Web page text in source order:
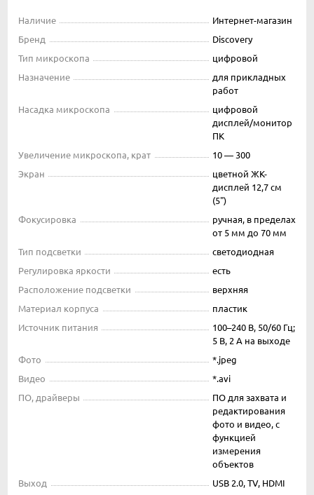
Наличие
Интернет-магазин
Бренд
Discovery
Тип микроскопа
цифровой
Назначение
для прикладных
работ
Насадка микроскопа
цифровой
дисплей/монитор
ПК
Увеличение микроскопа, крат
10 — 300
Экран
цветной ЖК-
дисплей 12,7 см
(5")
Фокусировка
ручная, в пределах
от 5 мм до 70 мм
Тип подсветки
светодиодная
Регулировка яркости
есть
Расположение подсветки
верхняя
Материал корпуса
пластик
Источник питания
100–240 В, 50/60 Гц;
5 В, 2 A на выходе
Фото
*.jpeg
Видео
*.avi
ПО, драйверы
ПО для захвата и
редактирования
фото и видео, с
функцией
измерения
объектов
Выход
USB 2.0, TV, HDMI